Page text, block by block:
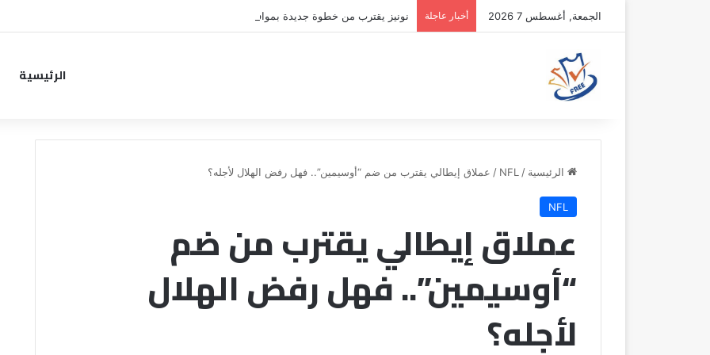
الجمعة, أغسطس 7 2026 أخبار عاجلة نونيز يقترب من خطوة جديدة بموافقة الهلال
الرئيسية
الرئيسية /
NFL
/ عملاق إيطالي يقترب من ضم “أوسيمين”.. فهل رفض الهلال لأجله؟
NFL
عملاق إيطالي يقترب من ضم
“أوسيمين”.. فهل رفض الهلال
لأجله؟